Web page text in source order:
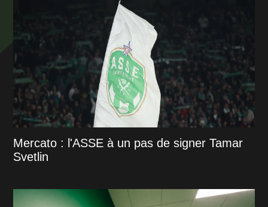
Mercato : l'ASSE à un pas de signer Tamar
Svetlin